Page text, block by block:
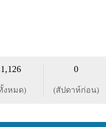
1,126
งหมด)
0
(สัปดาห์ก่อน)